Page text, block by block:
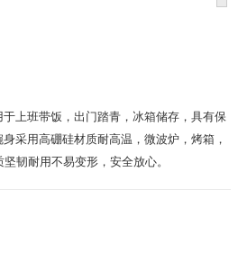
上班带饭，出门踏青，冰箱储存，具有保
采用高硼硅材质耐高温，微波炉，烤箱，
韧耐用不易变形，安全放心。